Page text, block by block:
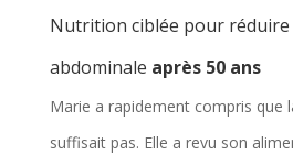
Nutrition ciblée pour réduire
abdominale après 50 ans
Marie a rapidement compris que
suffisait pas. Elle a revu son